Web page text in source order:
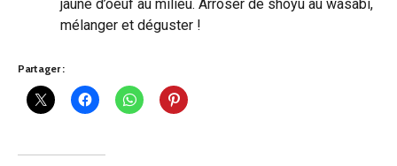
jaune d’oeuf au milieu. Arroser de shoyu au wasabi,
mélanger et déguster !
Partager :